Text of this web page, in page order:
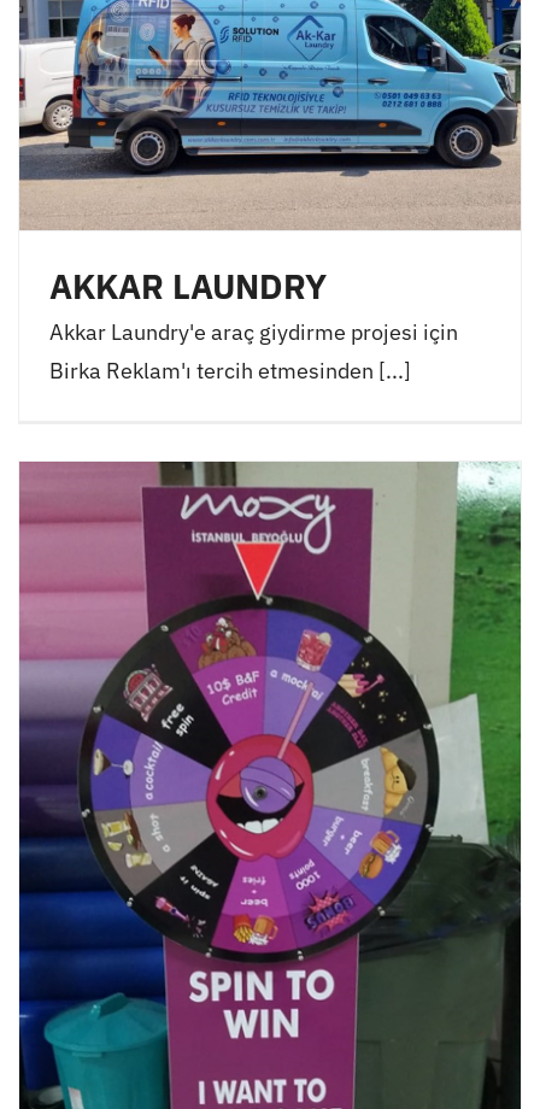
AKKAR LAUNDRY
Akkar Laundry'e araç giydirme projesi için
Birka Reklam'ı tercih etmesinden [...]